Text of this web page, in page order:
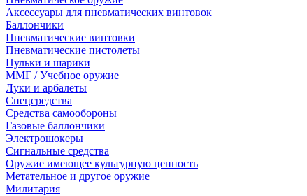
Аксессуары для пневматических винтовок
Баллончики
Пневматические винтовки
Пневматические пистолеты
Пульки и шарики
ММГ / Учебное оружие
Луки и арбалеты
Спецсредства
Средства самообороны
Газовые баллончики
Электрошокеры
Сигнальные средства
Оружие имеющее культурную ценность
Метательное и другое оружие
Милитария